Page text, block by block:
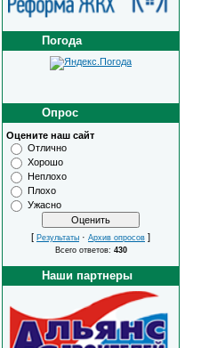
Погода
Опрос
Оцените наш сайт
Отлично
Хорошо
Неплохо
Плохо
Ужасно
[ Результаты · Архив опросов ]
Всего ответов: 430
Наши партнеры